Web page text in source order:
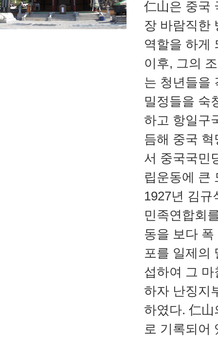
仁山은 중국
장 바람직한
역할을 하게
이후, 그의
는 청년들을
밀정들을 숙
하고 항일구
듬해 중국
서 중국국민
립운동에 큰
1927년 김규
민족연합회
동을 보다
포를 일제의
섭하여 그
하자 난징지
하였다. 仁
로 기록되어